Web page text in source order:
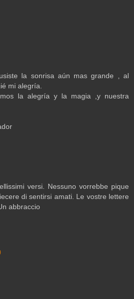
la sonrisa aún mas grande , al
mi alegría.
la alegría y la magia ,y nuestra
versi. Nessuno vorrebbe pique
di sentirsi amati. Le vostre lettere
abbraccio